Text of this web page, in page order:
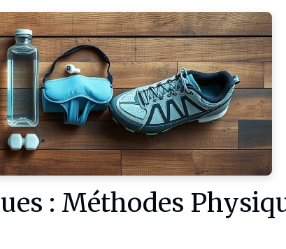
: Méthodes